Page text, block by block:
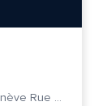
Cité des Métiers du Grand Genève Rue Prévost-Martin 6 1205 Genève